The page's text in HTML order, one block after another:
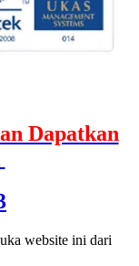
Dapatkan
website ini dari